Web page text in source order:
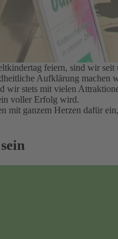
feiern, sind wir
Aufklärung machen
wir stets mit vielen
voller Erfolg wird.
mit ganzem Herzen dafür